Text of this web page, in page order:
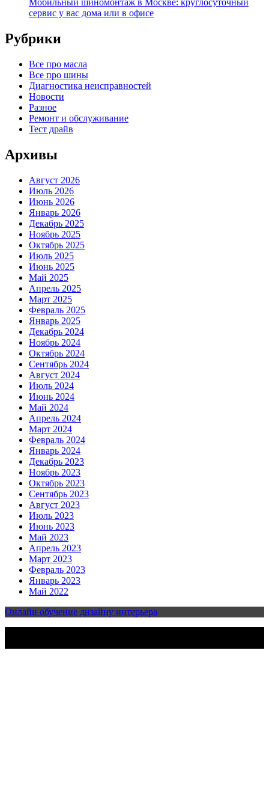
Мобильный шиномонтаж в Москве: круглосуточный
сервис у вас дома или в офисе
Рубрики
Все про масла
Все про шины
Диагностика неисправностей
Новости
Разное
Ремонт и обслуживание
Тест драйв
Архивы
Август 2026
Июль 2026
Июнь 2026
Январь 2026
Декабрь 2025
Ноябрь 2025
Октябрь 2025
Июль 2025
Июнь 2025
Май 2025
Апрель 2025
Март 2025
Февраль 2025
Январь 2025
Декабрь 2024
Ноябрь 2024
Октябрь 2024
Сентябрь 2024
Август 2024
Июль 2024
Июнь 2024
Май 2024
Апрель 2024
Март 2024
Февраль 2024
Январь 2024
Декабрь 2023
Ноябрь 2023
Октябрь 2023
Сентябрь 2023
Август 2023
Июль 2023
Июнь 2023
Май 2023
Апрель 2023
Март 2023
Февраль 2023
Январь 2023
Май 2022
Онлайн обучение дизайну интерьера